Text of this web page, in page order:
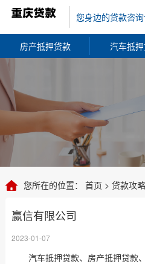
您身边的贷款咨询
房产抵押贷款 汽车抵
您所在的位置： 首页 > 贷款攻略
赢信有限公司
2023-01-07
汽车抵押贷款、房产抵押贷款、